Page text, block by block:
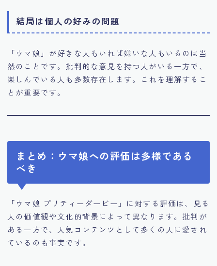
結局は個人の好みの問題
「ウマ娘」が好きな人もいれば嫌いな人もいるのは当
然のことです。批判的な意見を持つ人がいる一方で、
楽しんでいる人も多数存在します。これを理解するこ
とが重要です。
まとめ：ウマ娘への評価は多様である
べき
「ウマ娘 プリティーダービー」に対する評価は、見る
人の価値観や文化的背景によって異なります。批判が
ある一方で、人気コンテンツとして多くの人に愛され
ているのも事実です。